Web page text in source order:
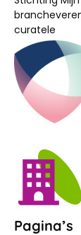
curatele
Pagina’s